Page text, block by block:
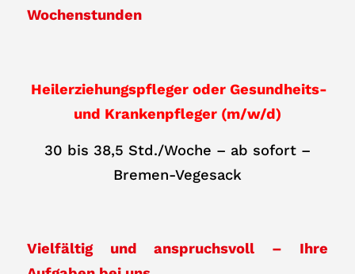
Wochenstunden
Heilerziehungspfleger oder Gesundheits-
und Krankenpfleger (m/w/d)
30 bis 38,5 Std./Woche – ab sofort –
Bremen-Vegesack
Vielfältig und anspruchsvoll – Ihre